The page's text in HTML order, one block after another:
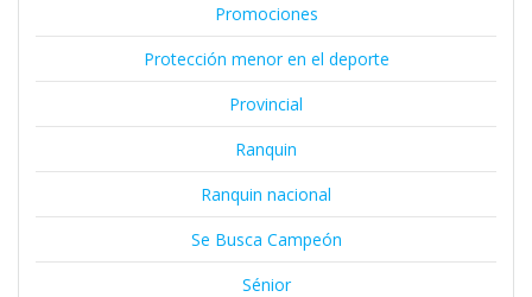
Promociones
Protección menor en el deporte
Provincial
Ranquin
Ranquin nacional
Se Busca Campeón
Sénior